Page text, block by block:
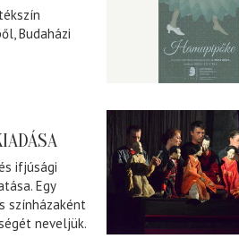
Budaházi
ifjúsági
Egy
színházaként
neveljük.